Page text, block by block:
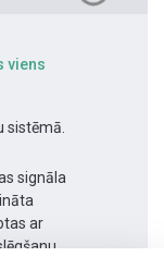
viens
sistēmā.
signāla
ar